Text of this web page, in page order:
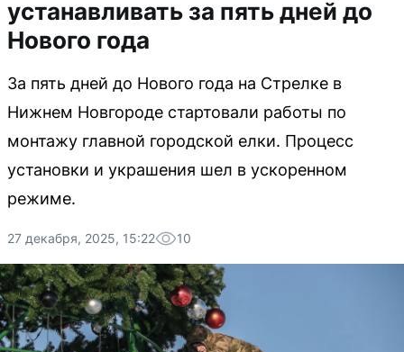
устанавливать за пять дней до
Нового года
За пять дней до Нового года на Стрелке в
Нижнем Новгороде стартовали работы по
монтажу главной городской елки. Процесс
установки и украшения шел в ускоренном
режиме.
27 декабря, 2025, 15:22 10